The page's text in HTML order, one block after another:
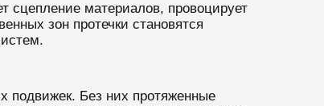
сцепление материалов, провоцирует
зон протечки становятся
подвижек. Без них протяженные